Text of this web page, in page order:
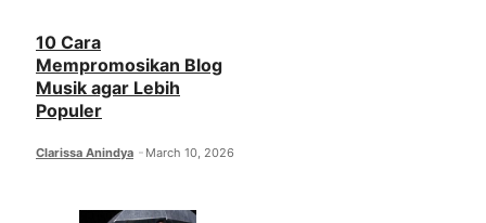
10 Cara
Mempromosikan Blog
Musik agar Lebih
Populer
Clarissa Anindya March 10, 2026